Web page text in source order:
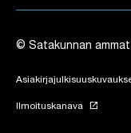
© Satakunnan
Ilmoituskanava Linkki
launch